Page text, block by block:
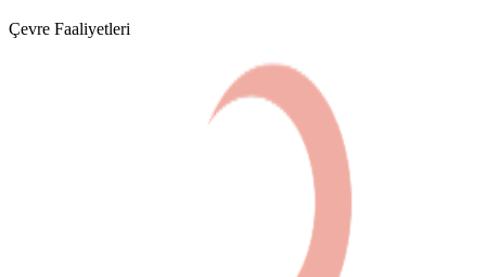
Çevre Faaliyetleri